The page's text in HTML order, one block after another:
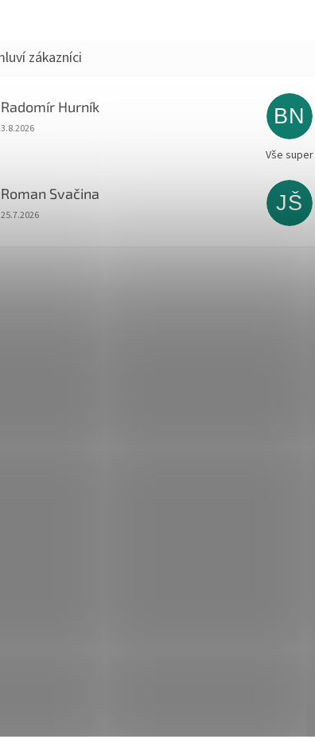
Radomír Hurník
Hodnocení obchodu je 5 z 5 hvězdiček.
3.8.2026
BN
Vše
Roman Svačina
Hodnocení obchodu je 5 z 5 hvězdiček.
25.7.2026
JŠ